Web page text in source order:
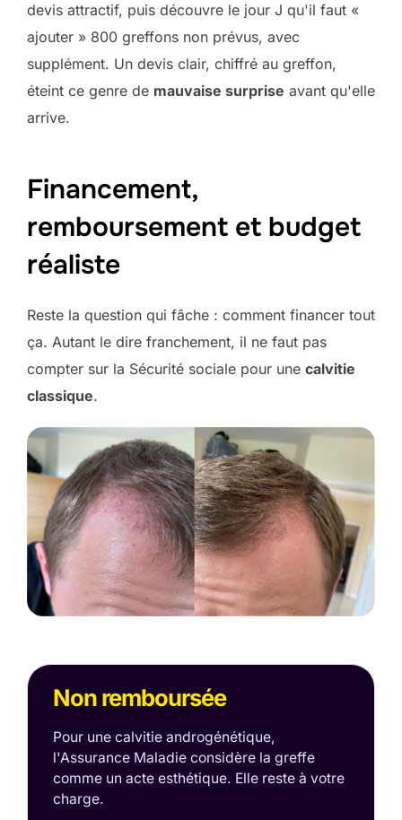
devis attractif, puis découvre le jour J qu'il faut «
ajouter » 800 greffons non prévus, avec
supplément. Un devis clair, chiffré au greffon,
éteint ce genre de mauvaise surprise avant qu'elle
arrive.
Financement,
remboursement et budget
réaliste
Reste la question qui fâche : comment financer tout
ça. Autant le dire franchement, il ne faut pas
compter sur la Sécurité sociale pour une calvitie
classique.
Non remboursée
Pour une calvitie androgénétique,
l'Assurance Maladie considère la greffe
comme un acte esthétique. Elle reste à votre
charge.